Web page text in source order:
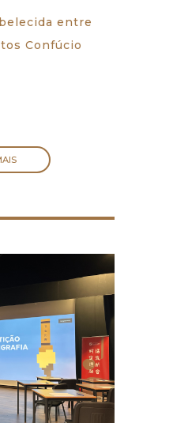
entre
Confúcio